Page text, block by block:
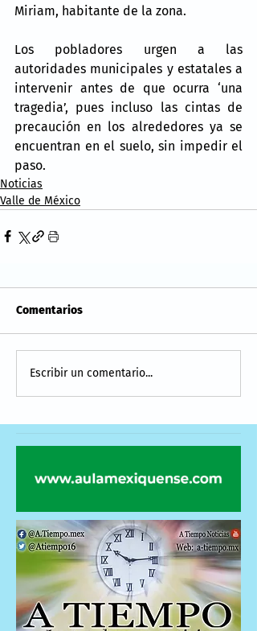
Miriam, habitante de la zona.
Los pobladores urgen a las
autoridades municipales y estatales a
intervenir antes de que ocurra ‘una
tragedia’, pues incluso las cintas de
precaución en los alrededores ya se
encuentran en el suelo, sin impedir el
paso.
Noticias
Valle de México
Comentarios
Escribir un comentario...